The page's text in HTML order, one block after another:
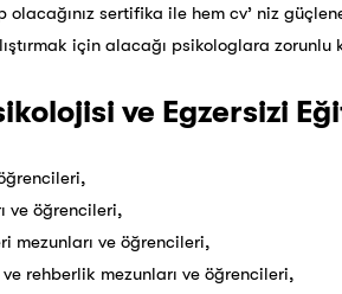
olacağınız sertifika ile hem cv’ niz
için alacağı psikologlara zorunlu
ve Egzersizi
ve öğrencileri,
mezunları ve öğrencileri,
rehberlik mezunları ve öğrencileri,